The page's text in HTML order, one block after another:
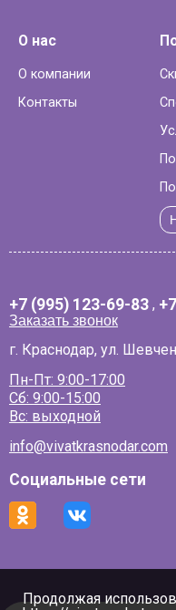
Продолжая
О нас
О компании
Контакты
+7 (995) 123-69-83 ,
Заказать звонок
г. Краснодар, ул.
Пн-Пт: 9:00-17:00
Сб: 9:00-15:00
Вс: выходной
info@vivatkrasnodar.com
Социальные сети